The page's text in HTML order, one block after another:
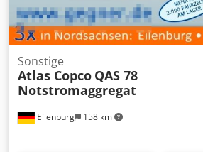
Eilenburg 158 km
Sonstige
Atlas Copco QAS 78
Notstromaggregat